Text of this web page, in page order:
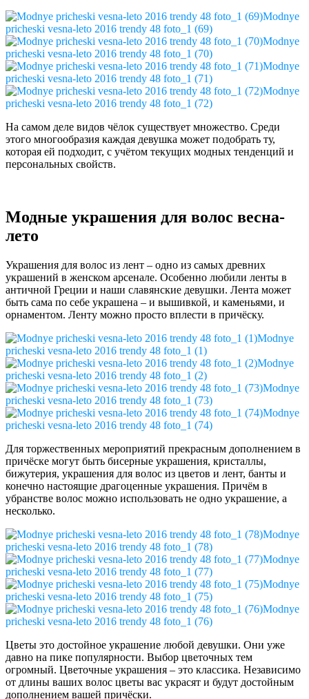
Modnye
pricheski vesna-leto 2016 trendy 48 foto_1 (69)
Modnye
pricheski vesna-leto 2016 trendy 48 foto_1 (70)
Modnye
pricheski vesna-leto 2016 trendy 48 foto_1 (71)
Modnye
pricheski vesna-leto 2016 trendy 48 foto_1 (72)
На самом деле видов чёлок существует множество. Среди
этого многообразия каждая девушка может подобрать ту,
которая ей подходит, с учётом текущих модных тенденций и
персональных свойств.
Модные украшения для волос весна-
лето
Украшения для волос из лент – одно из самых древних
украшений в женском арсенале. Особенно любили ленты в
античной Греции и наши славянские девушки. Лента может
быть сама по себе украшена – и вышивкой, и каменьями, и
орнаментом. Ленту можно просто вплести в причёску.
Modnye
pricheski vesna-leto 2016 trendy 48 foto_1 (1)
Modnye
pricheski vesna-leto 2016 trendy 48 foto_1 (2)
Modnye
pricheski vesna-leto 2016 trendy 48 foto_1 (73)
Modnye
pricheski vesna-leto 2016 trendy 48 foto_1 (74)
Для торжественных мероприятий прекрасным дополнением в
причёске могут быть бисерные украшения, кристаллы,
бижутерия, украшения для волос из цветов и лент, банты и
конечно настоящие драгоценные украшения. Причём в
убранстве волос можно использовать не одно украшение, а
несколько.
Modnye
pricheski vesna-leto 2016 trendy 48 foto_1 (78)
Modnye
pricheski vesna-leto 2016 trendy 48 foto_1 (77)
Modnye
pricheski vesna-leto 2016 trendy 48 foto_1 (75)
Modnye
pricheski vesna-leto 2016 trendy 48 foto_1 (76)
Цветы это достойное украшение любой девушки. Они уже
давно на пике популярности. Выбор цветочных тем
огромный. Цветочные украшения – это классика. Независимо
от длины ваших волос цветы вас украсят и будут достойным
дополнением вашей причёски.